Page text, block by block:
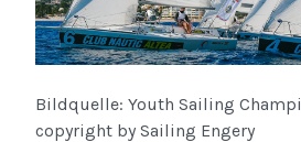
Bildquelle: Youth Sailing
copyright by Sailing Engery